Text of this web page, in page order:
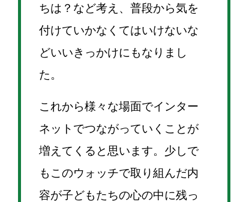
ちは？など考え、普段から気を
付けていかなくてはいけないな
どいいきっかけにもなりまし
た。
これから様々な場面でインター
ネットでつながっていくことが
増えてくると思います。少しで
もこのウォッチで取り組んだ内
容が子どもたちの心の中に残っ